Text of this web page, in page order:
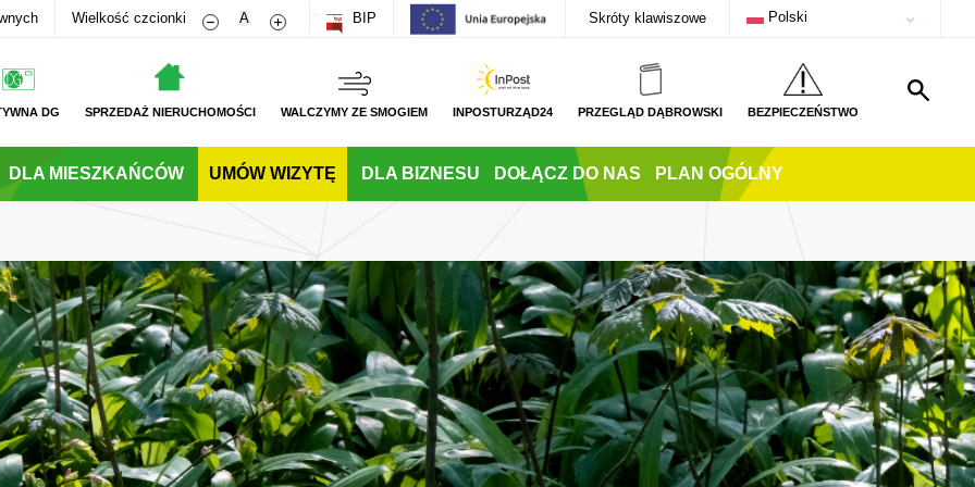
Wielkość czcionki Zmniejsz rozmiar czcionki
A Zwiększ rozmiar czcionki
BIP Skróty klawiszowe Polski
DG SPRZEDAŻ NIERUCHOMOŚCI WALCZYMY ZE SMOGIEM INPOSTURZĄD24 PRZEGLĄD DĄBROWSKI BEZPIECZEŃSTWO
DLA MIESZKAŃCÓW UMÓW WIZYTĘ DLA BIZNESU DOŁĄCZ DO NAS PLAN OGÓLNY